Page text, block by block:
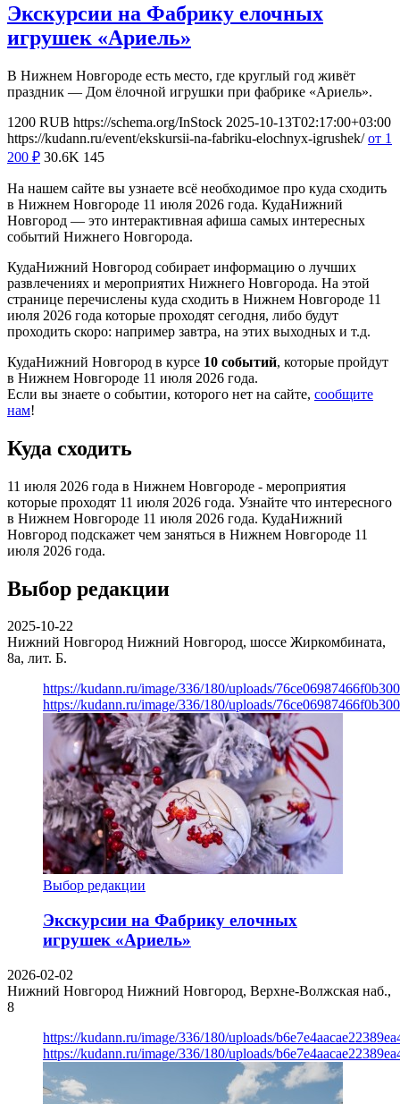
Экскурсии на Фабрику елочных
игрушек «Ариель»
В Нижнем Новгороде есть место, где круглый год живёт
праздник — Дом ёлочной игрушки при фабрике «Ариель».
1200 RUB https://schema.org/InStock 2025-10-13T02:17:00+03:00
https://kudann.ru/event/ekskursii-na-fabriku-elochnyx-igrushek/ от 1
200 ₽ 30.6K 145
На нашем сайте вы узнаете всё необходимое про куда сходить
в Нижнем Новгороде 11 июля 2026 года. КудаНижний
Новгород — это интерактивная афиша самых интересных
событий Нижнего Новгорода.
КудаНижний Новгород собирает информацию о лучших
развлечениях и мероприятих Нижнего Новгорода. На этой
странице перечислены куда сходить в Нижнем Новгороде 11
июля 2026 года которые проходят сегодня, либо будут
проходить скоро: например завтра, на этих выходных и т.д.
КудаНижний Новгород в курсе 10 событий, которые пройдут
в Нижнем Новгороде 11 июля 2026 года.
Если вы знаете о событии, которого нет на сайте, сообщите
нам!
Куда сходить
11 июля 2026 года в Нижнем Новгороде - мероприятия
которые проходят 11 июля 2026 года. Узнайте что интересного
в Нижнем Новгороде 11 июля 2026 года. КудаНижний
Новгород подскажет чем заняться в Нижнем Новгороде 11
июля 2026 года.
Выбор редакции
2025-10-22
Нижний Новгород Нижний Новгород, шоссе Жиркомбината,
8а, лит. Б.
https://kudann.ru/image/336/180/uploads/
https://kudann.ru/image/336/180/uploads/
Выбор редакции
Экскурсии на Фабрику елочных
игрушек «Ариель»
2026-02-02
Нижний Новгород Нижний Новгород, Верхне-Волжская наб.,
8
https://kudann.ru/image/336/180/uploads/
https://kudann.ru/image/336/180/uploads/